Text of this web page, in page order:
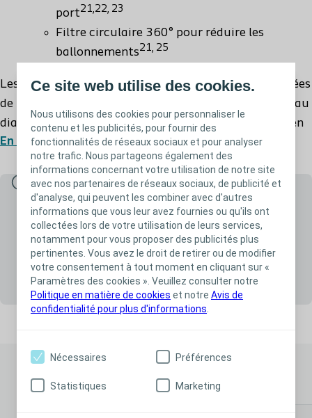
Ce site web utilise des cookies.
Nous utilisons des cookies pour personnaliser le
contenu et les publicités, pour fournir des
fonctionnalités de réseaux sociaux et pour analyser
notre trafic. Nous partageons également des
informations concernant votre utilisation de notre site
avec nos partenaires de réseaux sociaux, de publicité et
d'analyse, qui peuvent les combiner avec d'autres
informations que vous leur avez fournies ou qu'ils ont
collectées lors de votre utilisation de leurs services,
notamment pour vous proposer des publicités plus
pertinentes. Vous avez le droit de retirer ou de modifier
votre consentement à tout moment en cliquant sur «
Paramètres des cookies ». Veuillez consulter notre
Politique en matière de cookies et notre Avis de
confidentialité pour plus d'informations
Nécessaires Préférences
Statistiques Marketing
104529 - Maxi – Textile gris – Diamètre de découpe 30-45
104539 - Maxi – Textile gris – Diamètre de découpe 35-45
104549 - Maxi – Textile gris – Diamètre de découpe 40-45
mm
104589 - Maxi – Textile transparent – Diamètre de découpe
10-55 mm
183760 - XL – Textile gris – Diamètre de découpe 10-70 mm
port21,22, 23
Filtre circulaire 360° pour réduire les
ballonnements21, 25
Les poches Sensura Mio 1 pièce vidable sont composées
de protecteurs cutanés pré-découpés ou à découper au
diamètre de la stomie, des poches de tailles variées, en
textile ou transparentes. Les poches recouvertes de
textile bénéficient de la fenêtre d’inspection Visio qui
permet le positionnement sécurisé de l’appareillage et
la surveillance de la stomie pendant le port21,22, 23
Chaque morphologie est unique. Chaque personne est
unique, avec sa propre morphologie – qui peut varier en
fonction du moment de la journée ou de l’activité. C’est
pourquoi il peut être difficile de trouver l’appareillage
qui convient.
SenSura Mio s’adapte à la morphologie de
chacun et suit les mouvements du corps en
En savoir plus
Informations importantes
Les produits Coloplast sont des dispositifs médicaux, produits
de santé réglementés qui portent, au titre de cette
réglementation, le marquage CE.
Fabricant : Coloplast A/S. Attention, lire attentivement la
notice d’instructions de chaque produit avant utilisation. Pour
plus d'informations, consultez votre professionnel de santé.
Références bibliographiques
En savoir plus
Découvrez aussi